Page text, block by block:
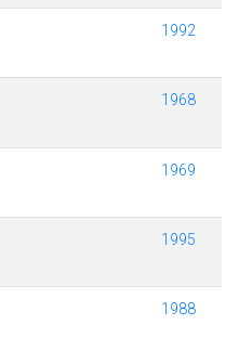
1992
1968
1969
1995
1988